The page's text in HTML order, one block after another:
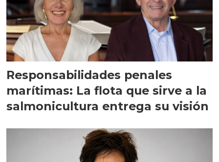
Responsabilidades penales
marítimas: La flota que sirve a la
salmonicultura entrega su visión